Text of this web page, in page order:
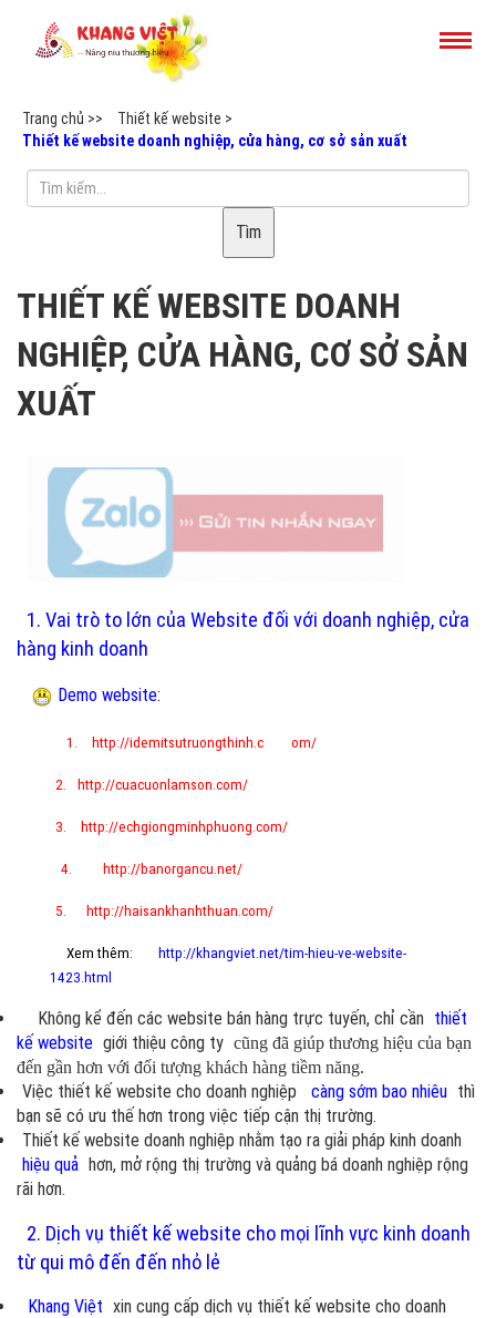
Trang chủ >>
Thiết kế website >
Thiết kế website doanh nghiệp, cửa hàng, cơ sở sản xuất
Tìm
THIẾT KẾ WEBSITE DOANH
NGHIỆP, CỬA HÀNG, CƠ SỞ SẢN
XUẤT
1. Vai trò to lớn của Website đối với doanh nghiệp, cửa
hàng kinh doanh
Demo website:
1. http://idemitsutruongthinh.c om/
2. http://cuacuonlamson.com/
3. http://echgiongminhphuong.com/
4. http://banorgancu.net/
5. http://haisankhanhthuan.com/
Xem thêm:
http://khangviet.net/tim-hieu-ve-website-
1423.html
Không kể đến các website bán hàng trực tuyến, chỉ cần thiết
kế website giới thiệu công ty cũng đã giúp thương hiệu của bạn
đến gần hơn với đối tượng khách hàng tiềm năng.
Việc thiết kế website cho doanh nghiệp càng sớm bao nhiêu thì
bạn sẽ có ưu thế hơn trong việc tiếp cận thị trường.
Thiết kế website doanh nghiệp nhằm tạo ra giải pháp kinh doanh
hiệu quả hơn, mở rộng thị trường và quảng bá doanh nghiệp rộng
rãi hơn.
2. Dịch vụ thiết kế website cho mọi lĩnh vực kinh doanh
từ qui mô đến đến nhỏ lẻ
Khang Việt xin cung cấp dịch vụ thiết kế website cho doanh